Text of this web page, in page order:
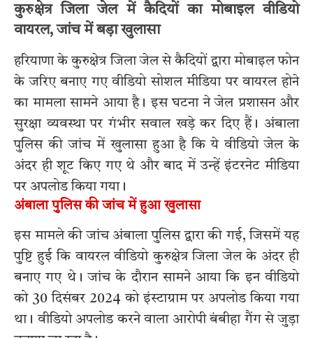
कुरुक्षेत्र जिला जेल में कैदियों का मोबाइल वीडियो
वायरल, जांच में बड़ा खुलासा
हरियाणा के कुरुक्षेत्र जिला जेल से कैदियों द्वारा मोबाइल फोन
के जरिए बनाए गए वीडियो सोशल मीडिया पर वायरल होने
का मामला सामने आया है। इस घटना ने जेल प्रशासन और
सुरक्षा व्यवस्था पर गंभीर सवाल खड़े कर दिए हैं। अंबाला
पुलिस की जांच में खुलासा हुआ है कि ये वीडियो जेल के
अंदर ही शूट किए गए थे और बाद में उन्हें इंटरनेट मीडिया
पर अपलोड किया गया।
अंबाला पुलिस की जांच में हुआ खुलासा
इस मामले की जांच अंबाला पुलिस द्वारा की गई, जिसमें यह
पुष्टि हुई कि वायरल वीडियो कुरुक्षेत्र जिला जेल के अंदर ही
बनाए गए थे। जांच के दौरान सामने आया कि इन वीडियो
को 30 दिसंबर 2024 को इंस्टाग्राम पर अपलोड किया गया
था। वीडियो अपलोड करने वाला आरोपी बंबीहा गैंग से जुड़ा